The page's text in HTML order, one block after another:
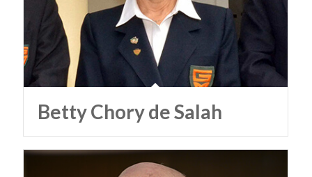
Betty Chory de Salah